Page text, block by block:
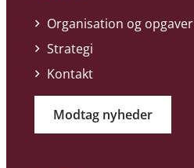
Organisation og opgaver
Strategi
Kontakt
Modtag nyheder